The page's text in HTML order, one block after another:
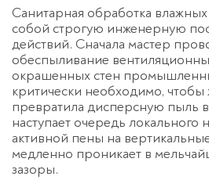
Санитарная обработка
собой строгую инженерную
действий. Сначала мастер
обеспыливание
окрашенных стен
критически необходимо, чтобы
превратила дисперсную пыль
наступает очередь локального
активной пены на
медленно проникает в
зазоры.